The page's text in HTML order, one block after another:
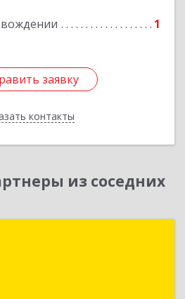
1
заявку
контакты
заявку
Назад
из соседних
Респ, Якутск г, Ленина пр-